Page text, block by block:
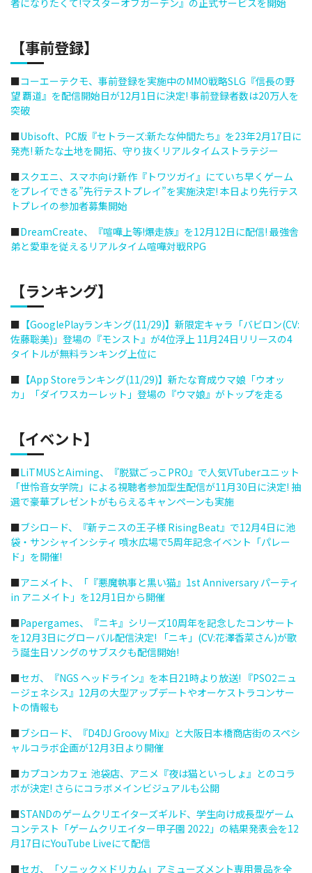
者になりたくて!マスターオブガーデン』の正式サービスを開始
【事前登録】
■コーエーテクモ、事前登録を実施中のMMO戦略SLG『信長の野
望 覇道』を配信開始日が12月1日に決定! 事前登録者数は20万人を
突破
■Ubisoft、PC版『セトラーズ:新たな仲間たち』を23年2月17日に
発売! 新たな土地を開拓、守り抜くリアルタイムストラテジー
■スクエニ、スマホ向け新作『トワツガイ』にていち早くゲーム
をプレイできる”先行テストプレイ”を実施決定! 本日より先行テス
トプレイの参加者募集開始
■DreamCreate、『喧嘩上等!爆走族』を12月12日に配信! 最強舎
弟と愛車を従えるリアルタイム喧嘩対戦RPG
【ランキング】
■ 【GooglePlayランキング(11/29)】新限定キャラ「バビロン(CV:
佐藤聡美)」登場の『モンスト』が4位浮上 11月24日リリースの4
タイトルが無料ランキング上位に
■ 【App Storeランキング(11/29)】新たな育成ウマ娘「ウオッ
カ」「ダイワスカーレット」登場の『ウマ娘』がトップを走る
【イベント】
■LiTMUSとAiming、『脱獄ごっこPRO』で人気VTuberユニット
「世怜音女学院」による視聴者参加型生配信が11月30日に決定! 抽
選で豪華プレゼントがもらえるキャンペーンも実施
■ブシロード、『新テニスの王子様 RisingBeat』で12月4日に池
袋・サンシャインシティ 噴水広場で5周年記念イベント「パレー
ド」を開催!
■アニメイト、「『悪魔執事と黒い猫』1st Anniversary パーティ
in アニメイト」を12月1日から開催
■Papergames、『ニキ』シリーズ10周年を記念したコンサート
を12月3日にグローバル配信決定! 「ニキ」(CV:花澤香菜さん)が歌
う誕生日ソングのサブスクも配信開始!
■セガ、『NGS ヘッドライン』を本日21時より放送! 『PSO2ニュ
ージェネシス』12月の大型アップデートやオーケストラコンサー
トの情報も
■ブシロード、『D4DJ Groovy Mix』と大阪日本橋商店街のスペシ
ャルコラボ企画が12月3日より開催
■カプコンカフェ 池袋店、アニメ『夜は猫といっしょ』とのコラ
ボが決定! さらにコラボメインビジュアルも公開
■STANDのゲームクリエイターズギルド、学生向け成長型ゲーム
コンテスト「ゲームクリエイター甲子園 2022」の結果発表会を12
月17日にYouTube Liveにて配信
■セガ、「ソニック×ドリカム」アミューズメント専用景品を全